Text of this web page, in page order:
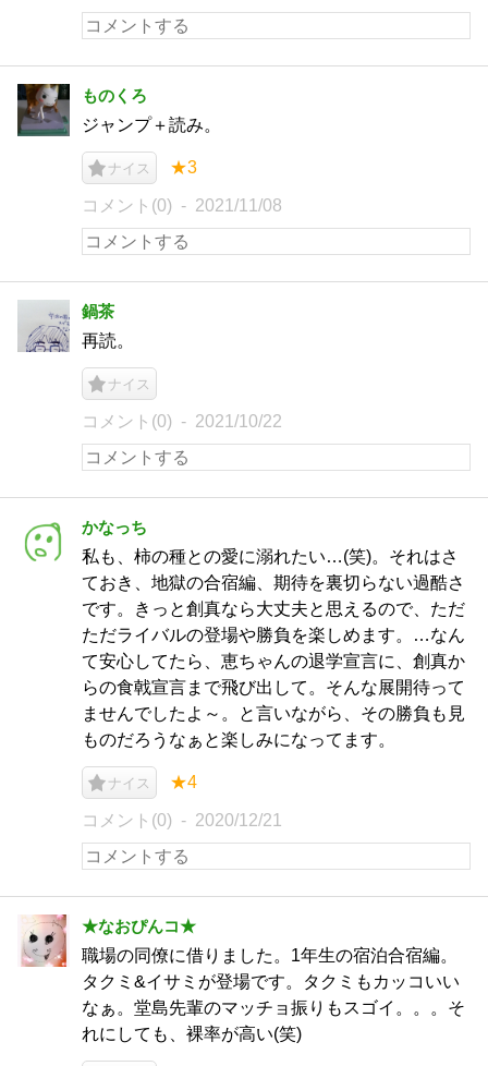
ものくろ
ジャンプ＋読み。
ナイス ★3
コメント(0) 2021/11/08
鍋茶
再読。
ナイス
コメント(0) 2021/10/22
かなっち
私も、柿の種との愛に溺れたい…(笑)。それはさ
ておき、地獄の合宿編、期待を裏切らない過酷さ
です。きっと創真なら大丈夫と思えるので、ただ
ただライバルの登場や勝負を楽しめます。…なん
て安心してたら、恵ちゃんの退学宣言に、創真か
らの食戟宣言まで飛び出して。そんな展開待って
ませんでしたよ～。と言いながら、その勝負も見
ものだろうなぁと楽しみになってます。
ナイス ★4
コメント(0) 2020/12/21
★なおぴんコ★
職場の同僚に借りました。1年生の宿泊合宿編。
タクミ&イサミが登場です。タクミもカッコいい
なぁ。堂島先輩のマッチョ振りもスゴイ。。。そ
れにしても、裸率が高い(笑)